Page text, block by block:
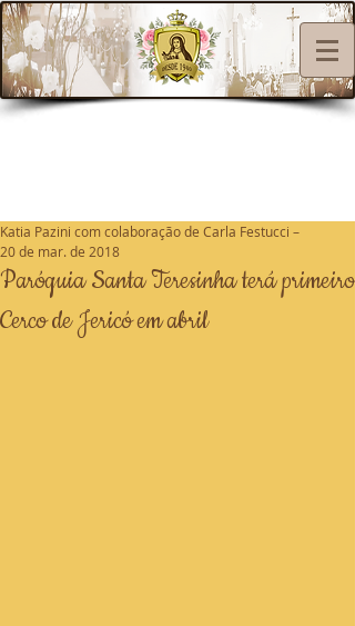
Paróquia Santa Teresinha terá primeiro
Cerco de Jericó em abril
Katia Pazini com colaboração de Carla Festucci –
20 de mar. de 2018